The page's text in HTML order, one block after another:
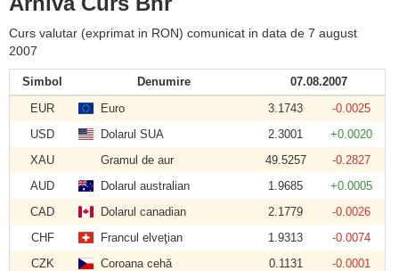
Curs valutar (exprimat in RON) comunicat in data de 7 august
2007
Simbol Denumire
07.08.2007
EUR
Euro 3.1743
-0.0025
USD
Dolarul SUA 2.3001
+0.0020
XAU
Gramul de aur 49.5257
-0.2827
AUD
Dolarul australian 1.9685
+0.0005
CAD
Dolarul canadian 2.1779
-0.0026
CHF
Francul elveţian 1.9313
-0.0074
CZK
Coroana cehă 0.1131
-0.0001